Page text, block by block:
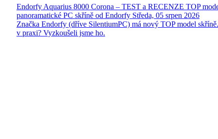
Endorfy Aquarius 8000 Corona – TEST a RECENZE TOP
panoramatické PC skříně od Endorfy Středa, 05 srpen 2026
Značka Endorfy (dříve SilentiumPC) má nový TOP model
v praxi? Vyzkoušeli jsme ho.